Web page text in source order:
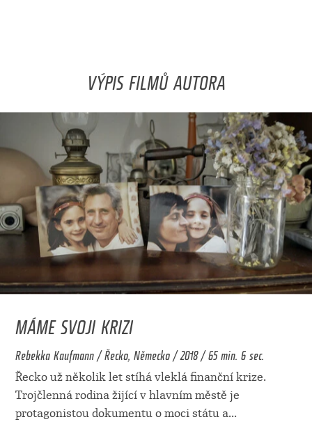
VÝPIS FILMŮ AUTORA
MÁME SVOJI KRIZI
Rebekka Kaufmann / Řecko, Německo / 2018 / 65 min. 6 sec.
Řecko už několik let stíhá vleklá finanční krize.
Trojčlenná rodina žijící v hlavním městě je
protagonistou dokumentu o moci státu a...